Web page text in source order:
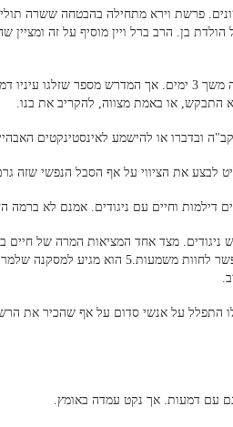
ומבטל את ההבטחה על הולדת בן. הרב ברל ויין מוסיף על
התבקש, או באמת מצווה, להקריב את בנו.
ובדברו או להישמע לאינסטינקטים האבהיים
לבצע את הציווי על אף הסבל הנפשי שזה
דילמות וחיים עם ניגודים. אמנם לא ברמה
משך המלחמה ב-4 מחנות שונות, גם פגש ניגודים. מצד אחד
שאלה אם יגיע בחיים לסוף היום ומאידך שאפילו בתוך
התפלל על אנשי סדום על אף שהכיר את
עם דמעות. אך נקט עמדה באומץ.